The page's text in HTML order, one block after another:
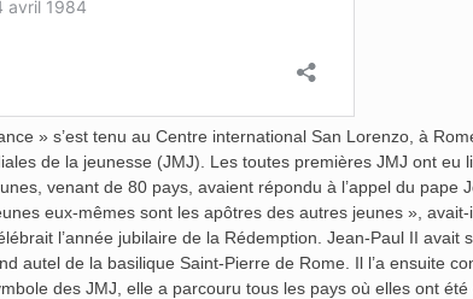
» s’est tenu au Centre international San Lorenzo, à
de la jeunesse (JMJ). Les toutes premières JMJ ont eu
venant de 80 pays, avaient répondu à l’appel du pape
eux-mêmes sont les apôtres des autres jeunes »,
l’année jubilaire de la Rédemption. Jean-Paul II avait
autel de la basilique Saint-Pierre de Rome. Il l’a ensuite
des JMJ, elle a parcouru tous les pays où elles ont été